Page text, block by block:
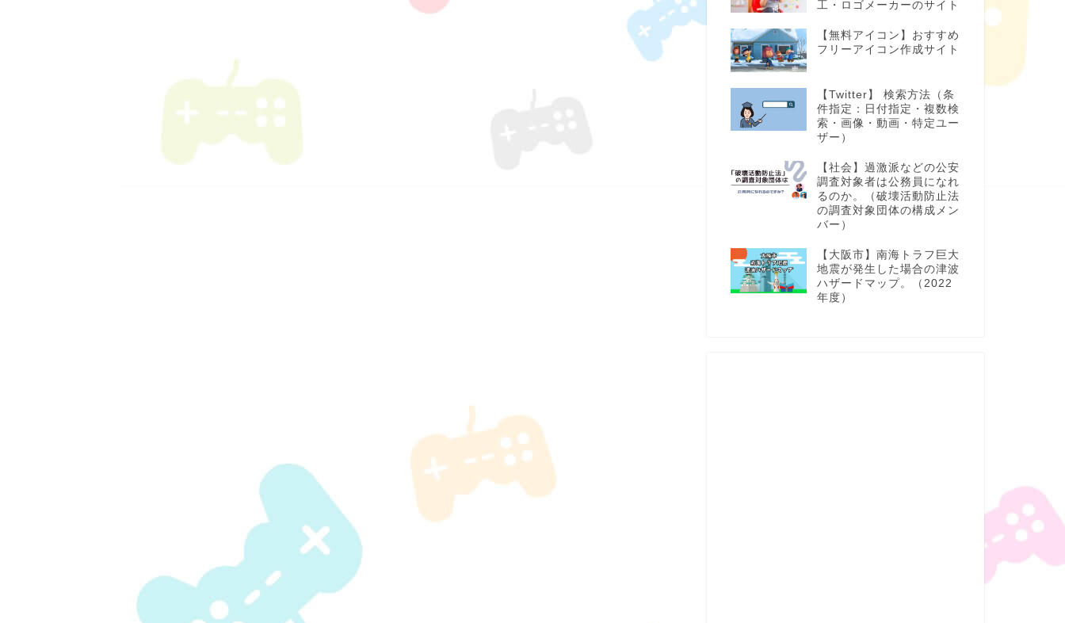
工・ロゴメーカーのサイト
【無料アイコン】おすすめ
フリーアイコン作成サイト
【Twitter】 検索方法（条
件指定：日付指定・複数検
索・画像・動画・特定ユー
ザー）
【社会】過激派などの公安
調査対象者は公務員になれ
るのか。（破壊活動防止法
の調査対象団体の構成メン
バー）
【大阪市】南海トラフ巨大
地震が発生した場合の津波
ハザードマップ。（2022
年度）